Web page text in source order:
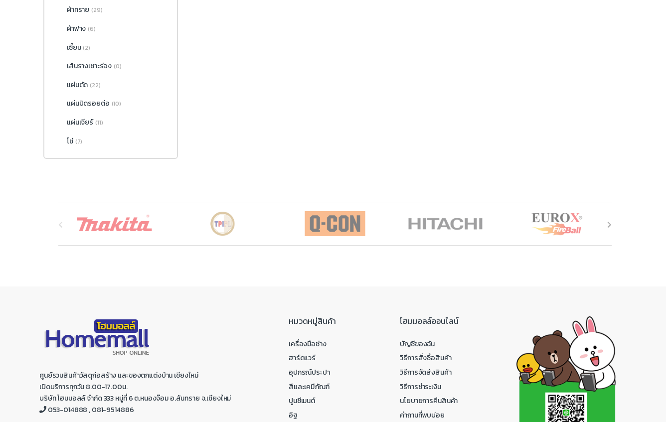
ผ้าทราย (29)
ผ้าฟาง (6)
เซี้ยม (2)
เส้นรางเซาะร่อง (0)
แผ่นตัด (22)
แผ่นปิดรอยต่อ (10)
แผ่นเจียร์ (11)
โซ่ (7)
C
a
r
o
u
ศูนย์รวมสินค้าวัสดุก่อสร้าง และของตกแต่งบ้าน เชียงใหม่
เปิดบริการทุกวัน 8.00-17.00น.
บริษัท โฮมมอลล์ จำกัด 333 หมู่ที่ 6 ต.หนองจ๊อม อ.สันทราย จ.เชียงใหม่
053-014888 , 081-9514886
หมวดหมู่สินค้า
เครื่องมือช่าง
ฮาร์ดแวร์
อุปกรณ์ประปา
สีและเคมีภัณฑ์
ปูนซีเมนต์
อิฐ
โฮมมอลล์ออนไลน์
บัญชีของฉัน
วิธีการสั่งซื้อสินค้า
วิธีการจัดส่งสินค้า
วิธีการชำระเงิน
นโยบายการคืนสินค้า
คำถามที่พบบ่อย